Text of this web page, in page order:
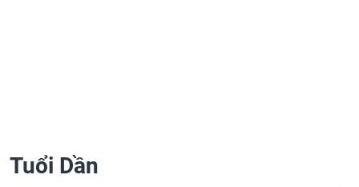
Tuổi Dần